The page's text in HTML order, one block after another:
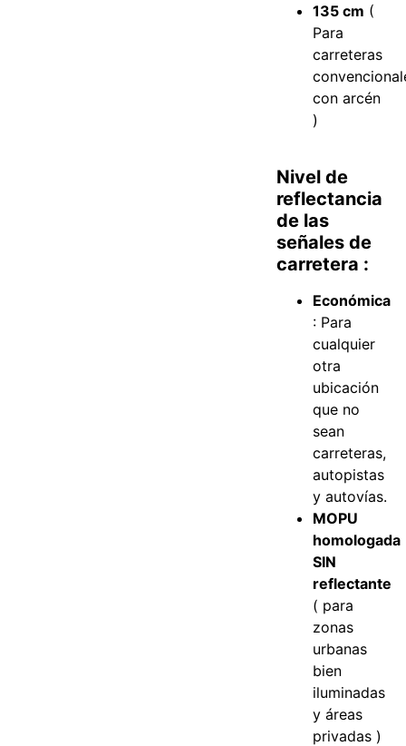
135 cm (
Para
carreteras
con arcén
)
Nivel de
reflectancia
de las
señales de
carretera :
Económica
: Para
cualquier
otra
ubicación
que no
sean
carreteras,
autopistas
y autovías.
MOPU
homologada
SIN
reflectante
( para
zonas
urbanas
bien
iluminadas
y áreas
privadas )